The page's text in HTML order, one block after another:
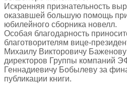
Искренняя признательность
оказавшей большую помощь
юбилейного сборника новелл.
Особая благодарность
благотворителям вице-
Михаилу Викторовичу
директоров Группы компаний
Геннадиевичу Бобылеву за
публикации книги.